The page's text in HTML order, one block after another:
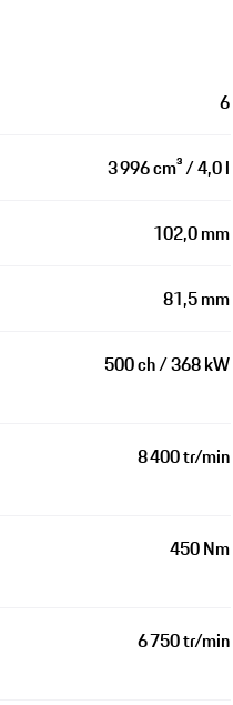
6
3 996 cm³ / 4,0 l
102,0 mm
81,5 mm
500 ch / 368 kW
8 400 tr/min
450 Nm
6 750 tr/min